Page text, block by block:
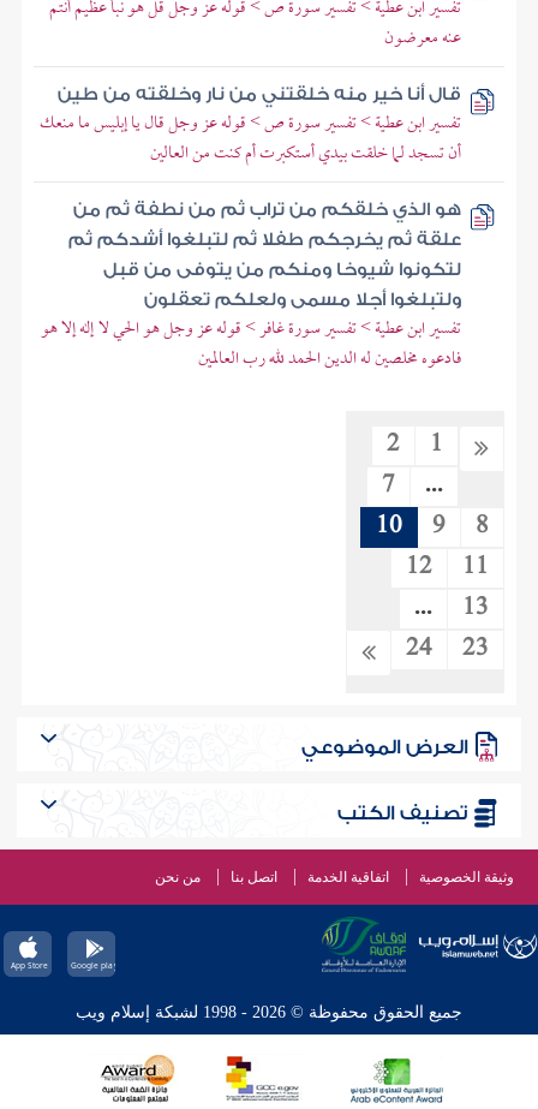
تفسير ابن عطية > تفسير سورة ص > قوله عز وجل قل هو نبأ عظيم أنتم
عنه معرضون
قال أنا خير منه خلقتني من نار وخلقته من طين
تفسير ابن عطية > تفسير سورة ص > قوله عز وجل قال يا إبليس ما منعك
أن تسجد لما خلقت بيدي أستكبرت أم كنت من العالين
هو الذي خلقكم من تراب ثم من نطفة ثم من
علقة ثم يخرجكم طفلا ثم لتبلغوا أشدكم ثم
لتكونوا شيوخا ومنكم من يتوفى من قبل
ولتبلغوا أجلا مسمى ولعلكم تعقلون
تفسير ابن عطية > تفسير سورة غافر > قوله عز وجل هو الحي لا إله إلا هو
فادعوه مخلصين له الدين الحمد لله رب العالمين
1
2
...
7
8
9
10
11
12
13
...
23
24
العرض الموضوعي
تصنيف الكتب
وثيقة الخصوصية اتفاقية الخدمة اتصل بنا من نحن
جميع الحقوق محفوظة © 2026 - 1998 لشبكة إسلام ويب